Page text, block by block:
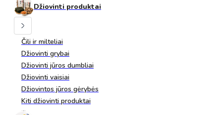
Džiovinti produktai
Čili ir milteliai
Džiovinti grybai
Džiovinti jūros dumbliai
Džiovinti vaisiai
Džiovintos jūros gėrybės
Kiti džiovinti produktai